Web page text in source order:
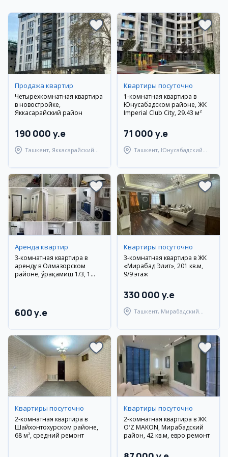
Продажа квартир
Четырехкомнатная квартира
в новостройке,
Яккасарайский район
190 000 y.e
Ташкент, Яккасарайский
Квартиры посуточно
1-комнатная квартира в
Юнусабадском районе, ЖК
Imperial Club City, 29.43 м²
71 000 y.e
Ташкент, Юнусабадский
Аренда квартир
3-комнатная квартира в
аренду в Олмазорском
районе, Қўрақамиш 1/3, 1
600 y.e
Квартиры посуточно
3-комнатная квартира в ЖК
«Мирабад Элит», 201 кв.м,
9/9 этаж
330 000 y.e
Ташкент, Мирабадский
Квартиры посуточно
2-комнатная квартира в
Шайхонтохурском районе,
68 м², средний ремонт
Квартиры посуточно
2-комнатная квартира в ЖК
OʻZ MAKON, Мирабадский
район, 42 кв.м, евро ремонт